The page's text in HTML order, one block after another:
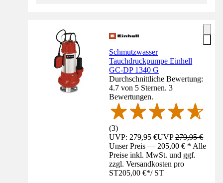
Schmutzwasser
Tauchdruckpumpe Einhell
GC-DP 1340 G
Durchschnittliche Bewertung:
4.7 von 5 Sternen. 3
Bewertungen.
(3)
UVP: 279,95 €UVP279,95 €
Unser Preis — 205,00 € * Alle
Preise inkl. MwSt. und ggf.
zzgl. Versandkosten pro
ST205,00 €*/ ST